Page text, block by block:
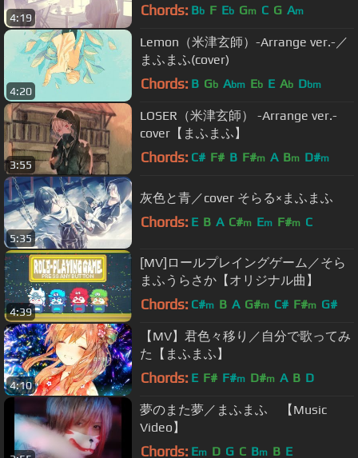
4:19 Chords: Bb F Eb Gm C G Am
4:20
Lemon（米津玄師）-Arrange ver.-／
まふまふ(cover)
Chords: B Gb Abm Eb E Ab Dbm
3:55
LOSER（米津玄師） -Arrange ver.-
cover【まふまふ】
Chords: C# F# B F#m A Bm D#m
5:35
灰色と青／cover そらる×まふまふ
Chords: E B A C#m Em F#m C
4:39
[MV]ロールプレイングゲーム／そら
まふうらさか【オリジナル曲】
Chords: C#m B A G#m C# F#m G#
4:10
【MV】君色々移り／自分で歌ってみ
た【まふまふ】
Chords: E F# F#m D#m A B D
夢のまた夢／まふまふ 【Music
Video】
Chords: Em D G C Bm B E